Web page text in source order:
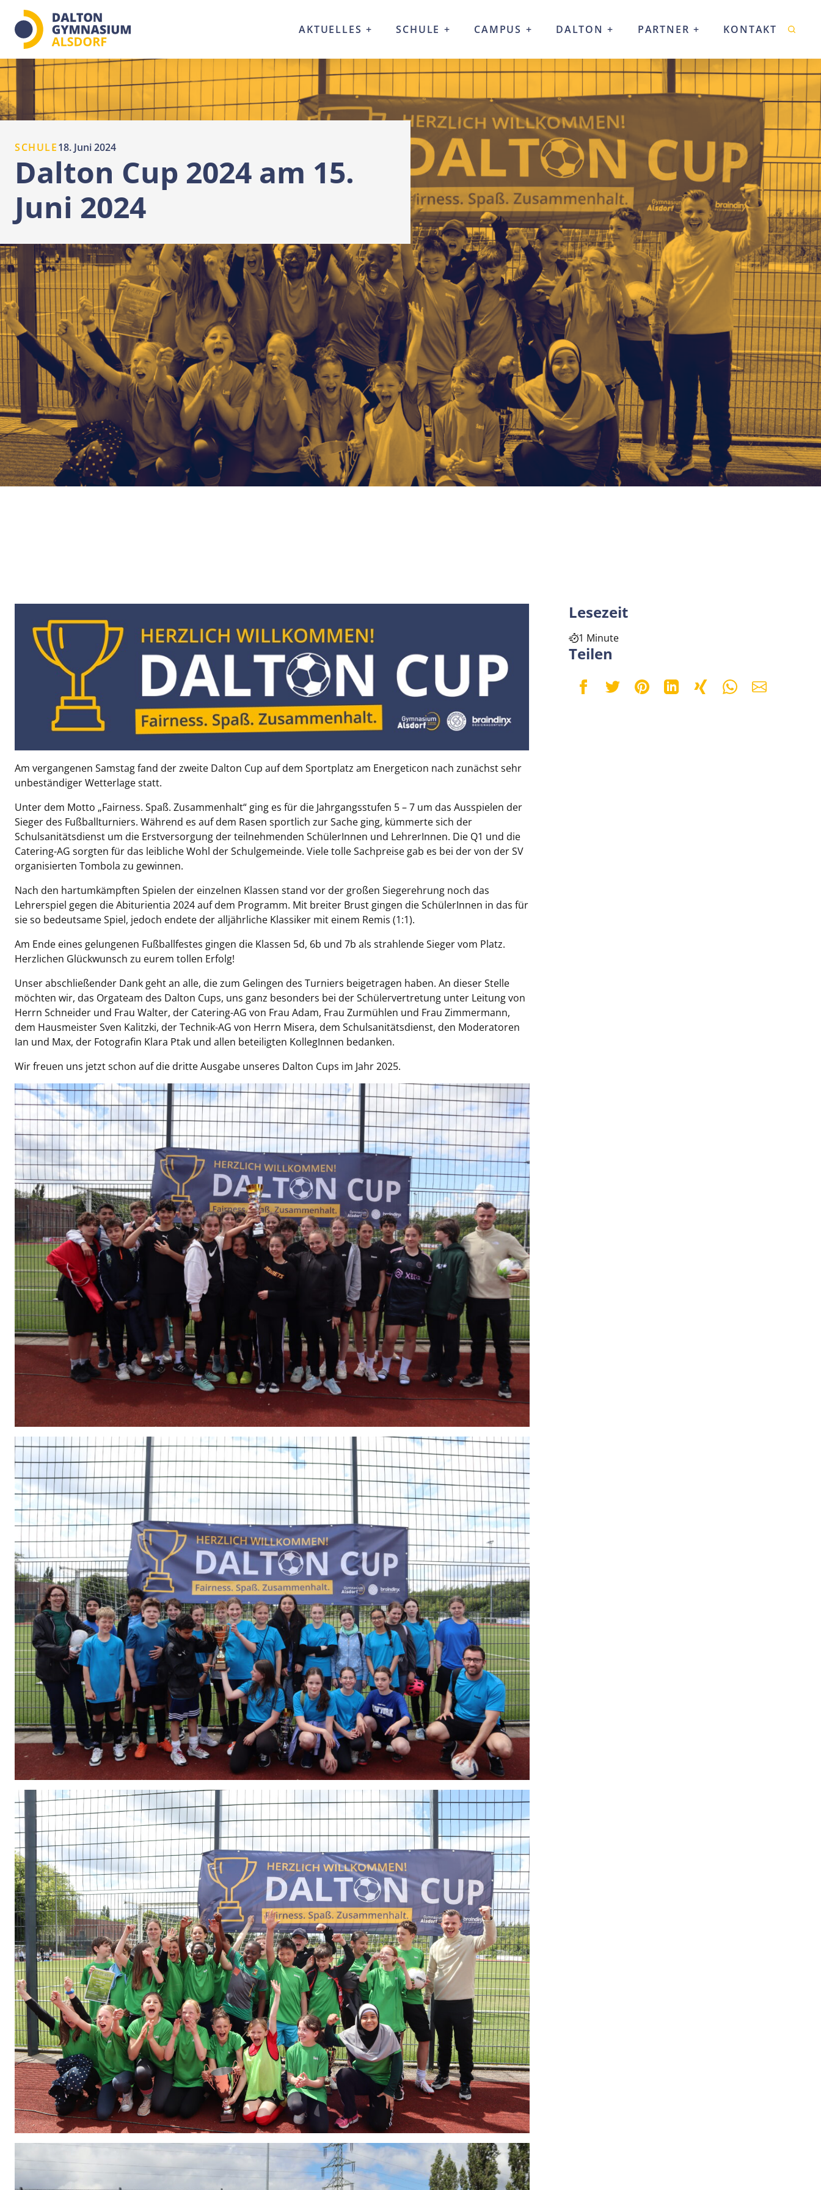
Inhalt
springen
AKTUELLES SCHULE CAMPUS DALTON PARTNER KONTAKT Suchen
SCHULE18. Juni 2024
Dalton Cup 2024 am 15.
Juni 2024
Am vergangenen Samstag fand der zweite Dalton Cup auf dem Sportplatz am Energeticon nach zunächst sehr
unbeständiger Wetterlage statt.
Unter dem Motto „Fairness. Spaß. Zusammenhalt“ ging es für die Jahrgangsstufen 5 – 7 um das Ausspielen der
Sieger des Fußballturniers. Während es auf dem Rasen sportlich zur Sache ging, kümmerte sich der
Schulsanitätsdienst um die Erstversorgung der teilnehmenden SchülerInnen und LehrerInnen. Die Q1 und die
Catering-AG sorgten für das leibliche Wohl der Schulgemeinde. Viele tolle Sachpreise gab es bei der von der SV
organisierten Tombola zu gewinnen.
Nach den hartumkämpften Spielen der einzelnen Klassen stand vor der großen Siegerehrung noch das
Lehrerspiel gegen die Abiturientia 2024 auf dem Programm. Mit breiter Brust gingen die SchülerInnen in das für
sie so bedeutsame Spiel, jedoch endete der alljährliche Klassiker mit einem Remis (1:1).
Am Ende eines gelungenen Fußballfestes gingen die Klassen 5d, 6b und 7b als strahlende Sieger vom Platz.
Herzlichen Glückwunsch zu eurem tollen Erfolg!
Unser abschließender Dank geht an alle, die zum Gelingen des Turniers beigetragen haben. An dieser Stelle
möchten wir, das Orgateam des Dalton Cups, uns ganz besonders bei der Schülervertretung unter Leitung von
Herrn Schneider und Frau Walter, der Catering-AG von Frau Adam, Frau Zurmühlen und Frau Zimmermann,
dem Hausmeister Sven Kalitzki, der Technik-AG von Herrn Misera, dem Schulsanitätsdienst, den Moderatoren
Ian und Max, der Fotografin Klara Ptak und allen beteiligten KollegInnen bedanken.
Wir freuen uns jetzt schon auf die dritte Ausgabe unseres Dalton Cups im Jahr 2025.
Lesezeit
1 Minute
Teilen